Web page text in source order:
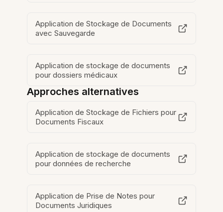
Application de Stockage de Documents
avec Sauvegarde
Application de stockage de documents
pour dossiers médicaux
Approches alternatives
Application de Stockage de Fichiers pour
Documents Fiscaux
Application de stockage de documents
pour données de recherche
Application de Prise de Notes pour
Documents Juridiques